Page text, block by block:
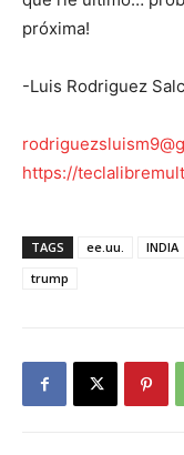
próxima!
-Luis Rodriguez
https://
TAGS ee.uu. INDIA
trump